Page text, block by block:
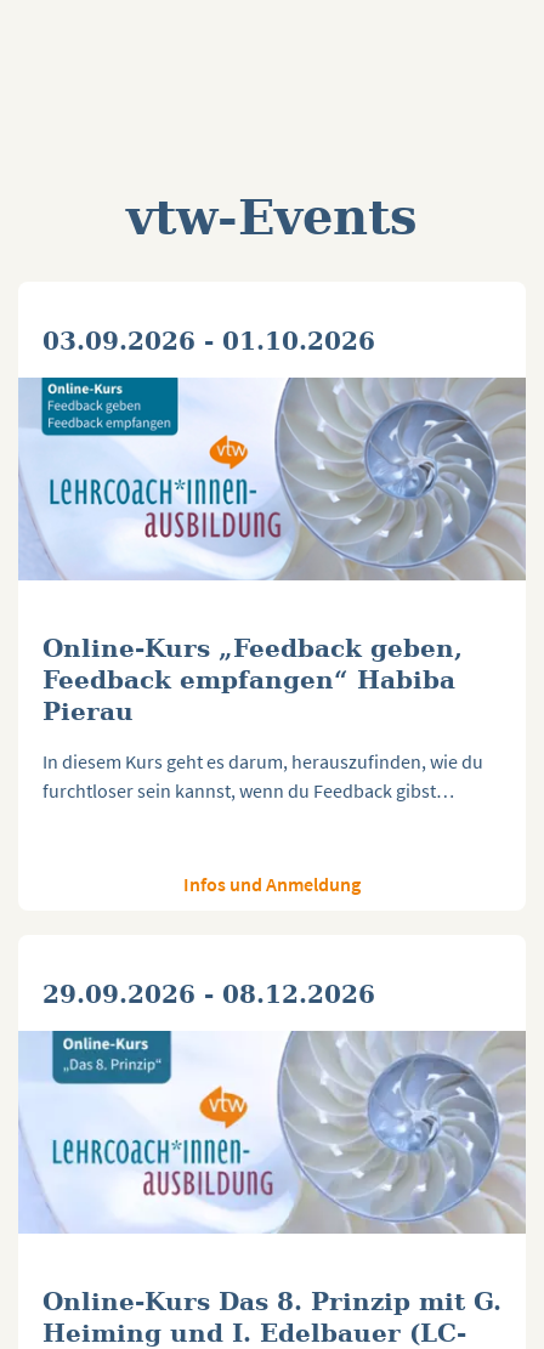
vtw-Events
03.09.2026 - 01.10.2026
Online-Kurs „Feedback geben,
Feedback empfangen“ Habiba
Pierau
In diesem Kurs geht es darum, herauszufinden, wie du
furchtloser sein kannst, wenn du Feedback gibst…
Infos und Anmeldung
29.09.2026 - 08.12.2026
Online-Kurs Das 8. Prinzip mit G.
Heiming und I. Edelbauer (LC-